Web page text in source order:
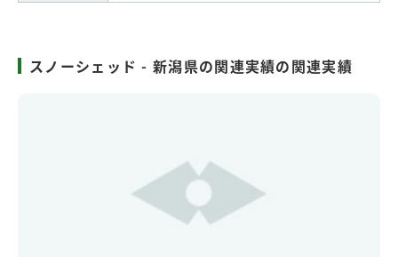
スノーシェッド - 新潟県の関連実績の関連実績